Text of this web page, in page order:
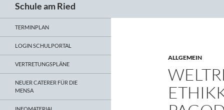
Schule am Ried
ALLGEMEIN
TERMINPLAN
LOGIN SCHULPORTAL
VERTRETUNGSPLÄNE
NEUER CATERER FÜR DIE
MENSA